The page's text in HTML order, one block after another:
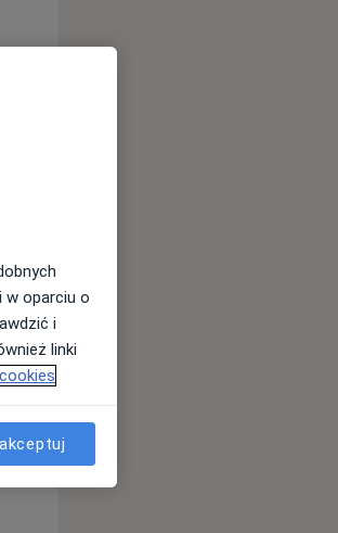
Pon,
10 Sie
w oparciu o
i
linki